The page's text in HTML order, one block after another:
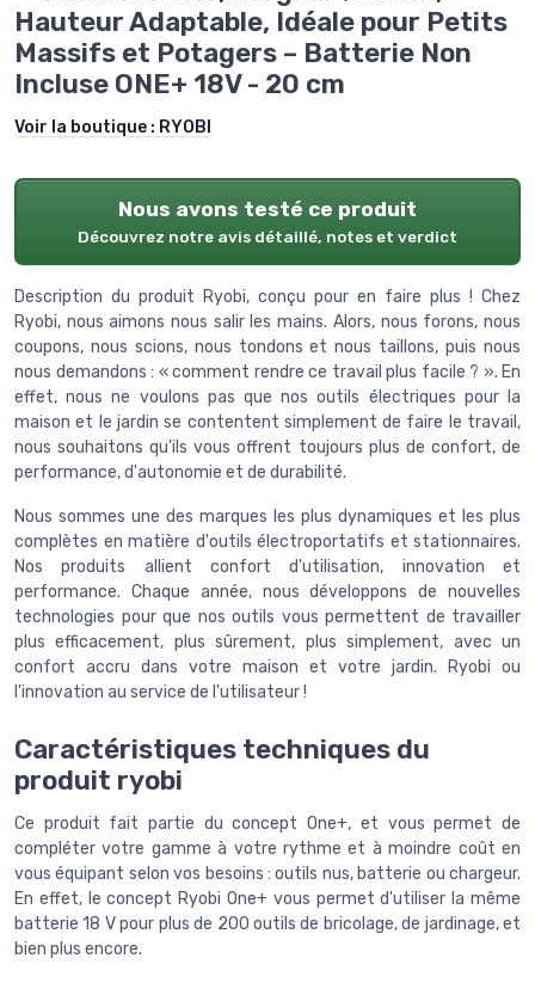
Hauteur Adaptable, Idéale pour Petits
Massifs et Potagers – Batterie Non
Incluse ONE+ 18V - 20 cm
Voir la boutique : RYOBI
Nous avons testé ce produit
Découvrez notre avis détaillé, notes et verdict
Description du produit Ryobi, conçu pour en faire plus ! Chez
Ryobi, nous aimons nous salir les mains. Alors, nous forons, nous
coupons, nous scions, nous tondons et nous taillons, puis nous
nous demandons : « comment rendre ce travail plus facile ? ». En
effet, nous ne voulons pas que nos outils électriques pour la
maison et le jardin se contentent simplement de faire le travail,
nous souhaitons qu'ils vous offrent toujours plus de confort, de
performance, d'autonomie et de durabilité.
Nous sommes une des marques les plus dynamiques et les plus
complètes en matière d'outils électroportatifs et stationnaires.
Nos produits allient confort d'utilisation, innovation et
performance. Chaque année, nous développons de nouvelles
technologies pour que nos outils vous permettent de travailler
plus efficacement, plus sûrement, plus simplement, avec un
confort accru dans votre maison et votre jardin. Ryobi ou
l'innovation au service de l'utilisateur !
Caractéristiques techniques du
produit ryobi
Ce produit fait partie du concept One+, et vous permet de
compléter votre gamme à votre rythme et à moindre coût en
vous équipant selon vos besoins : outils nus, batterie ou chargeur.
En effet, le concept Ryobi One+ vous permet d'utiliser la même
batterie 18 V pour plus de 200 outils de bricolage, de jardinage, et
bien plus encore.